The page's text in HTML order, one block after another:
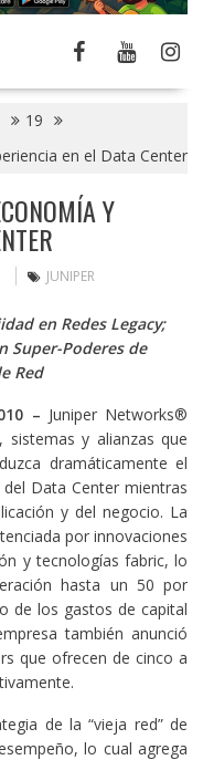
19
en el Data Center
Y
JUNIPER
en Redes Legacy;
Super-Poderes de
Red
– Juniper Networks®
sistemas y alianzas que
dramáticamente el
Data Center mientras
y del negocio. La
por innovaciones
y tecnologías fabric, lo
hasta un 50 por
de los gastos de capital
también anunció
que ofrecen de cinco a
de la “vieja red” de
lo cual agrega